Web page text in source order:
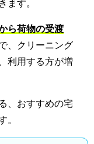
ます。
ら荷物の受渡
、クリーニング
利用する方が増
、おすすめの宅
。